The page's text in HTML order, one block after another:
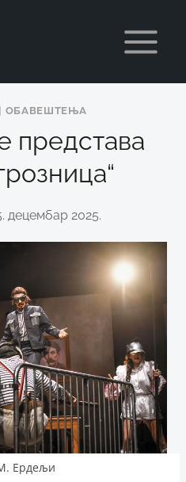
ОБАВЕШТЕЊА
представа
децембар 2025.
Ердељи